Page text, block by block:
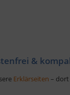
&
Erklärseiten –